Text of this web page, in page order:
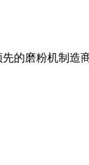
的磨粉机制